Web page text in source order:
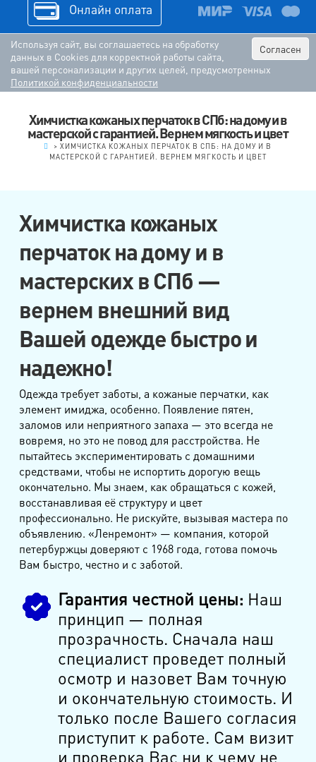
Онлайн оплата
Согласен
Используя сайт, вы соглашаетесь на обработку
данных в Cookies для корректной работы сайта,
вашей персонализации и других целей, предусмотренных
Политикой конфиденциальности
Химчистка кожаных перчаток в СПб: на дому и в
мастерской с гарантией. Вернем мягкость и цвет
>ХИМЧИСТКА КОЖАНЫХ ПЕРЧАТОК В СПБ: НА ДОМУ И В
МАСТЕРСКОЙ С ГАРАНТИЕЙ. ВЕРНЕМ МЯГКОСТЬ И ЦВЕТ
Химчистка кожаных
перчаток на дому и в
мастерских в СПб —
вернем внешний вид
Вашей одежде быстро и
надежно!
Одежда требует заботы, а кожаные перчатки, как
элемент имиджа, особенно. Появление пятен,
заломов или неприятного запаха — это всегда не
вовремя, но это не повод для расстройства. Не
пытайтесь экспериментировать с домашними
средствами, чтобы не испортить дорогую вещь
окончательно. Мы знаем, как обращаться с кожей,
восстанавливая её структуру и цвет
профессионально. Не рискуйте, вызывая мастера по
объявлению. «Ленремонт» — компания, которой
петербуржцы доверяют с 1968 года, готова помочь
Вам быстро, честно и с заботой.
Гарантия честной цены: Наш
принцип — полная
прозрачность. Сначала наш
специалист проведет полный
осмотр и назовет Вам точную
и окончательную стоимость. И
только после Вашего согласия
приступит к работе. Сам визит
и проверка Вас ни к чему не